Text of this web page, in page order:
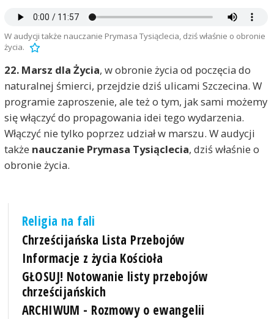
W audycji także nauczanie Prymasa Tysiąclecia, dziś właśnie o obronie
życia.
22. Marsz dla Życia, w obronie życia od poczęcia do
naturalnej śmierci, przejdzie dziś ulicami Szczecina. W
programie zaproszenie, ale też o tym, jak sami możemy
się włączyć do propagowania idei tego wydarzenia.
Włączyć nie tylko poprzez udział w marszu. W audycji
także nauczanie Prymasa Tysiąclecia, dziś właśnie o
obronie życia.
Religia na fali
Chrześcijańska Lista Przebojów
Informacje z życia Kościoła
GŁOSUJ! Notowanie listy przebojów
chrześcijańskich
ARCHIWUM - Rozmowy o ewangelii